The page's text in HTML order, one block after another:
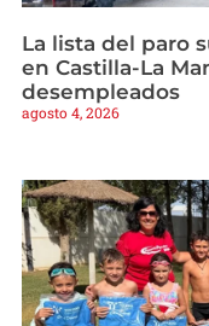
La lista del paro
en Castilla-La
desempleados
agosto 4, 2026